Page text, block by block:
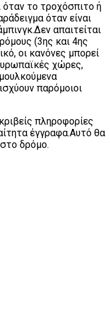
όταν το τροχόσπιτο ή
όταν είναι
απαιτείται
(3ης και 4ης
οι κανόνες μπορεί
χώρες,
παρόμοιοι
πληροφορίες
έγγραφα.Αυτό θα
δρόμο.